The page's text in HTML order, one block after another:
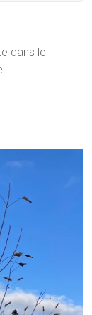
dans le